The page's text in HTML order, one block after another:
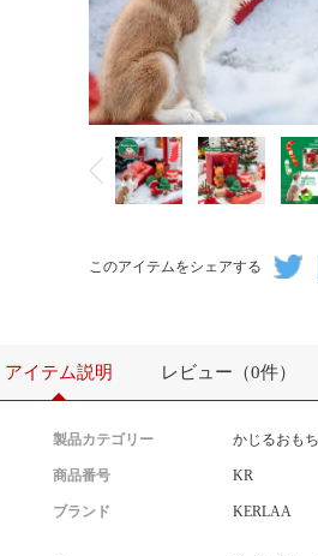
このアイテムをシェアする
アイテム説明 レビュー（0件）
製品カテゴリー かじるおも
商品番号 KR
ブランド KERLAA
新品，圣诞宠物玩具现货。
套，支持按需自由组合定制。
以上需要提前预订。
款请咨询客服获取内部资料 ！